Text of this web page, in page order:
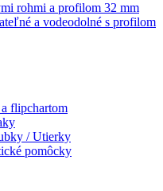
rohmi a profilom 32 mm
a vodeodolné s profilom
flipchartom
/ Utierky
pomôcky